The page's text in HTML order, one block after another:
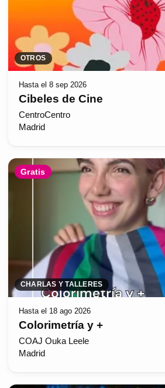
OTROS
Hasta el 8 sep 2026
Cibeles de Cine
CentroCentro
Madrid
Gratis
CHARLAS Y TALLERES
Hasta el 18 ago 2026
Colorimetría y +
COAJ Ouka Leele
Madrid